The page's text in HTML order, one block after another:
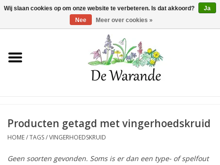
Winkelwagen >0 Artikelen - €0,00
Home
Voorjaarsbloeiers
Producten getagd met vingerhoedskruid
HOME/TAGS/VINGERHOEDSKRUID
Geen soorten gevonden. Soms is er dan een type- of spelfout
Wij slaan cookies op om onze website te verbeteren. Is dat akkoord?
Ja
Nee
Meer over cookies »